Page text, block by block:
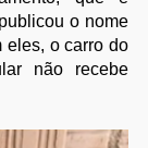
o nome
eles, o carro do
não recebe